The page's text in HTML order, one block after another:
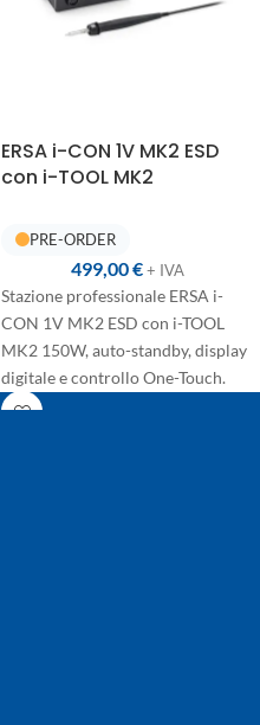
ERSA i-CON 1V MK2 ESD
con i-TOOL MK2
499,00€+ IVA
Stazione professionale ERSA i-
CON 1V MK2 ESD con i-TOOL
MK2 150W, auto-standby, display
digitale e controllo One-Touch.
Soluzione compatta e versatile per